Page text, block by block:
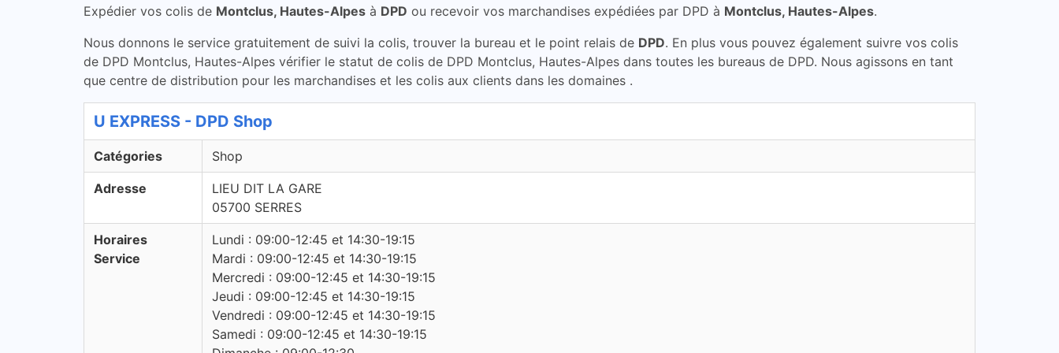
Expédier vos colis de Montclus, Hautes-Alpes à DPD ou recevoir vos marchandises expédiées par DPD à Montclus, Hautes-Alpes.
Nous donnons le service gratuitement de suivi la colis, trouver la bureau et le point relais de DPD. En plus vous pouvez également suivre vos colis
de DPD Montclus, Hautes-Alpes vérifier le statut de colis de DPD Montclus, Hautes-Alpes dans toutes les bureaus de DPD. Nous agissons en tant
que centre de distribution pour les marchandises et les colis aux clients dans les domaines .
U EXPRESS - DPD Shop
Catégories Shop
Adresse
LIEU DIT LA GARE
05700 SERRES
Horaires
Service
Lundi : 09:00-12:45 et 14:30-19:15
Mardi : 09:00-12:45 et 14:30-19:15
Mercredi : 09:00-12:45 et 14:30-19:15
Jeudi : 09:00-12:45 et 14:30-19:15
Vendredi : 09:00-12:45 et 14:30-19:15
Samedi : 09:00-12:45 et 14:30-19:15